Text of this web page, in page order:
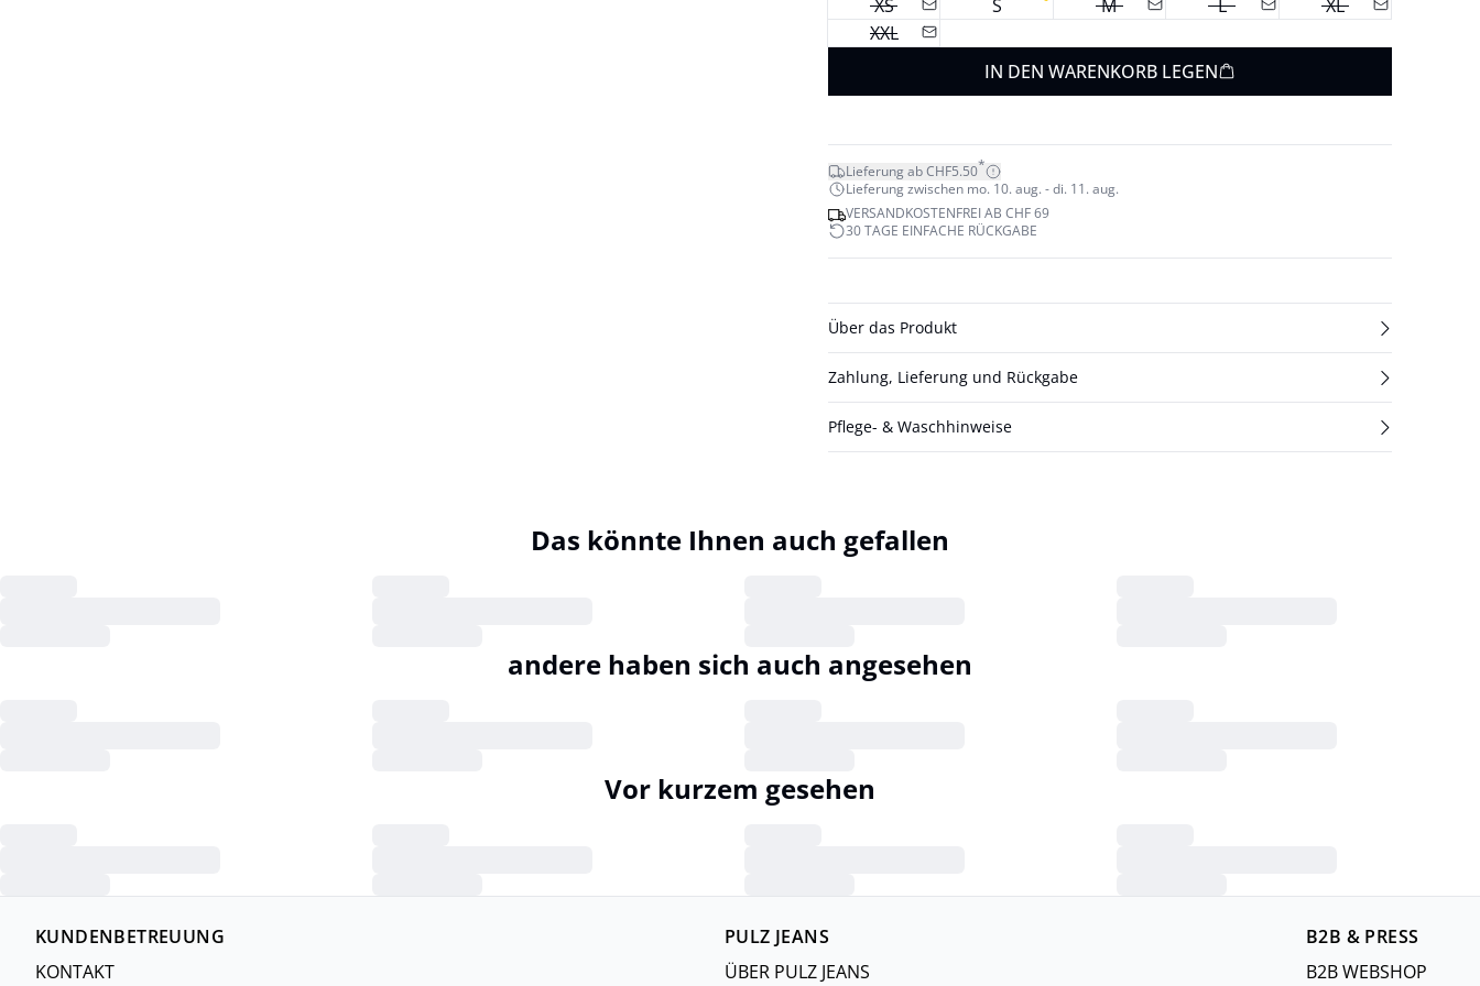
XS S M L
XL
XXL
IN DEN WARENKORB LEGEN
Lieferung ab CHF5.50*
Lieferung zwischen mo. 10. aug. - di. 11. aug.
VERSANDKOSTENFREI AB CHF 69
30 TAGE EINFACHE RÜCKGABE
Über das Produkt
Zahlung, Lieferung und Rückgabe
Pflege- & Waschhinweise
Das könnte Ihnen auch gefallen
andere haben sich auch angesehen
Vor kurzem gesehen
KUNDENBETREUUNG
KONTAKT
PULZ JEANS
ÜBER PULZ JEANS
B2B & PRESS
B2B WEBSHOP